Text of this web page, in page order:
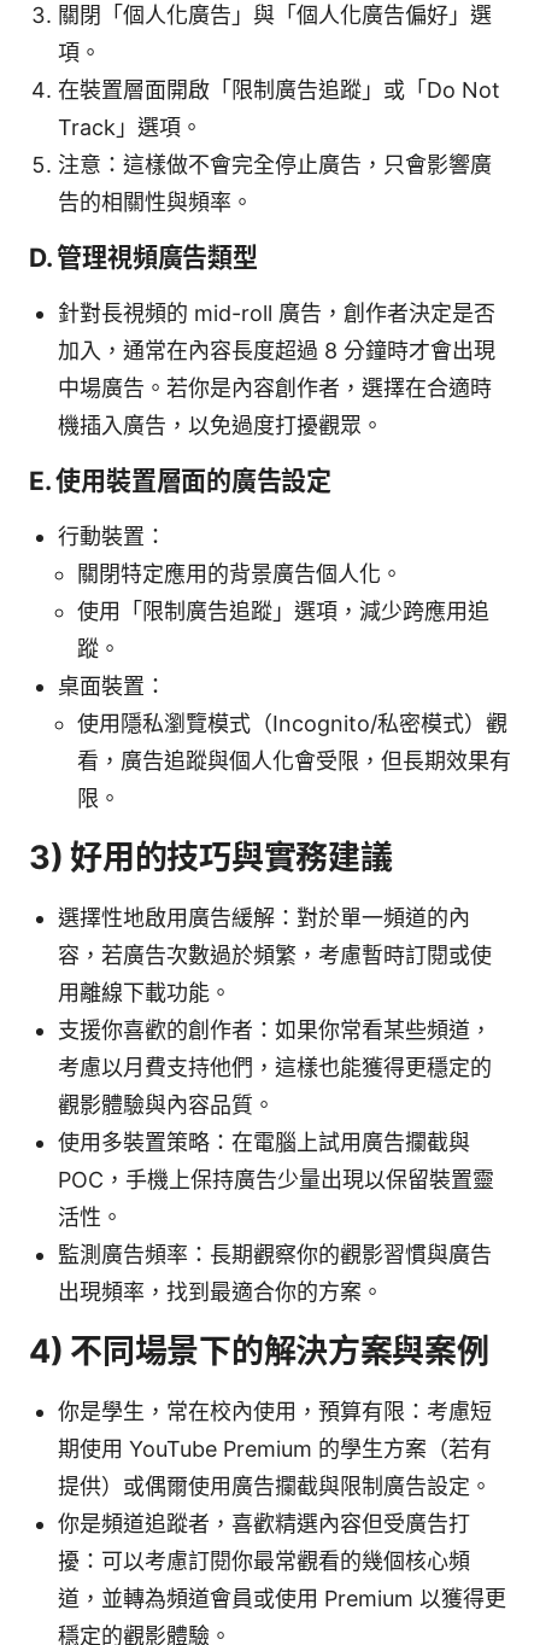
關閉「個人化廣告」與「個人化廣告偏好」選
項。
在裝置層面開啟「限制廣告追蹤」或「Do Not
Track」選項。
注意：這樣做不會完全停止廣告，只會影響廣
告的相關性與頻率。
D. 管理視頻廣告類型
針對長視頻的 mid-roll 廣告，創作者決定是否
加入，通常在內容長度超過 8 分鐘時才會出現
中場廣告。若你是內容創作者，選擇在合適時
機插入廣告，以免過度打擾觀眾。
E. 使用裝置層面的廣告設定
行動裝置：
關閉特定應用的背景廣告個人化。
使用「限制廣告追蹤」選項，減少跨應用追
蹤。
桌面裝置：
使用隱私瀏覽模式（Incognito/私密模式）觀
看，廣告追蹤與個人化會受限，但長期效果有
限。
3) 好用的技巧與實務建議
選擇性地啟用廣告緩解：對於單一頻道的內
容，若廣告次數過於頻繁，考慮暫時訂閱或使
用離線下載功能。
支援你喜歡的創作者：如果你常看某些頻道，
考慮以月費支持他們，這樣也能獲得更穩定的
觀影體驗與內容品質。
使用多裝置策略：在電腦上試用廣告攔截與
POC，手機上保持廣告少量出現以保留裝置靈
活性。
監測廣告頻率：長期觀察你的觀影習慣與廣告
出現頻率，找到最適合你的方案。
4) 不同場景下的解決方案與案例
你是學生，常在校內使用，預算有限：考慮短
期使用 YouTube Premium 的學生方案（若有
提供）或偶爾使用廣告攔截與限制廣告設定。
你是頻道追蹤者，喜歡精選內容但受廣告打
擾：可以考慮訂閱你最常觀看的幾個核心頻
道，並轉為頻道會員或使用 Premium 以獲得更
穩定的觀影體驗。